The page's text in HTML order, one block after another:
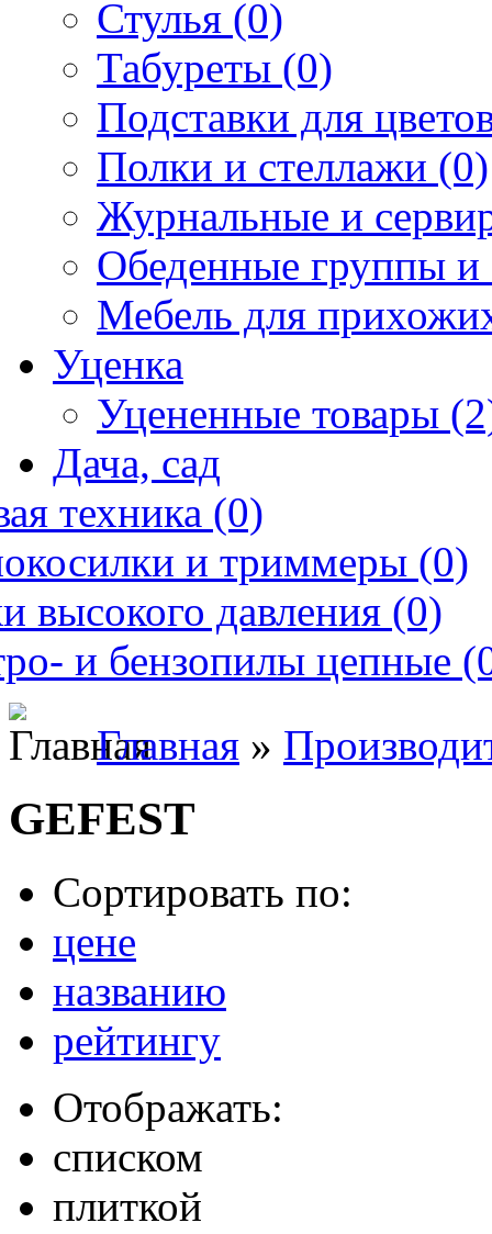
Стулья (0)
Табуреты (0)
Подставки для
Полки и стеллажи (0)
Журнальные и
Обеденные группы и
Мебель для
Уценка
Уцененные товары
Дача, сад
техника (0)
и триммеры (0)
высокого давления (0)
и бензопилы цепные
Главная »
GEFEST
Сортировать по:
цене
названию
рейтингу
Отображать:
списком
плиткой